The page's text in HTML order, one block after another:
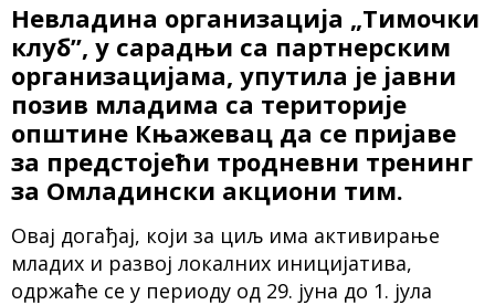
Невладина организација „Тимочки
клуб”, у сарадњи са партнерским
организацијама, упутила је јавни
позив младима са територије
општине Књажевац да се пријаве
за предстојећи тродневни тренинг
за Омладински акциони тим.
Овај догађај, који за циљ има активирање
младих и развој локалних иницијатива,
одржаће се у периоду од 29. јуна до 1. јула